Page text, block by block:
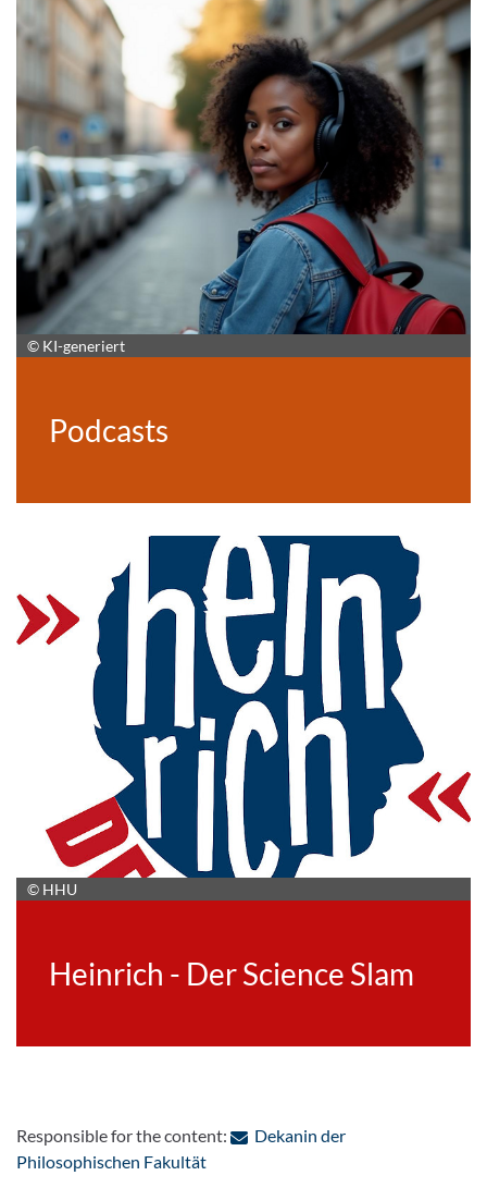
© KI-generiert
Podcasts
© HHU
Heinrich - Der Science Slam
Responsible for the content:
Dekanin der
Philosophischen Fakultät: Contact by e-mail